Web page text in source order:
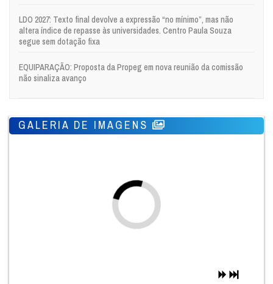
LDO 2027: Texto final devolve a expressão “no mínimo”, mas não
altera índice de repasse às universidades. Centro Paula Souza
segue sem dotação fixa
EQUIPARAÇÃO: Proposta da Propeg em nova reunião da comissão
não sinaliza avanço
GALERIA DE IMAGENS